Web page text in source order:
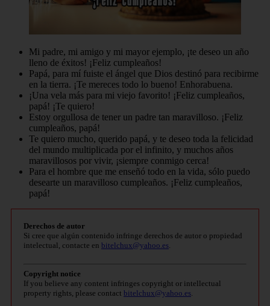
Mi padre, mi amigo y mi mayor ejemplo, ¡te deseo un año
lleno de éxitos! ¡Feliz cumpleaños!
Papá, para mí fuiste el ángel que Dios destinó para recibirme
en la tierra. ¡Te mereces todo lo bueno! Enhorabuena.
¡Una vela más para mi viejo favorito! ¡Feliz cumpleaños,
papá! ¡Te quiero!
Estoy orgullosa de tener un padre tan maravilloso. ¡Feliz
cumpleaños, papá!
Te quiero mucho, querido papá, y te deseo toda la felicidad
del mundo multiplicada por el infinito, y muchos años
maravillosos por vivir, ¡siempre conmigo cerca!
Para el hombre que me enseñó todo en la vida, sólo puedo
desearte un maravilloso cumpleaños. ¡Feliz cumpleaños,
papá!
Derechos de autor
Si cree que algún contenido infringe derechos de autor o propiedad
intelectual, contacte en bitelchux@yahoo.es
Copyright notice
If you believe any content infringes copyright or intellectual
property rights, please contact bitelchux@yahoo.es